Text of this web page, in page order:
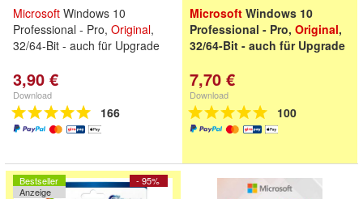
Microsoft Windows 10
Professional - Pro, Original,
32/64-Bit - auch für Upgrade
3,90 €
Download
166
Microsoft Windows 10
Professional - Pro, Original,
32/64-Bit - auch für Upgrade
7,70 €
Download
100
- 95%
Bestseller
Anzeige